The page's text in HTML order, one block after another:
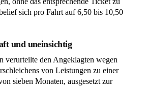
sich pro Fahrt auf 6,50 bis 10,50
und uneinsichtig
verurteilte den Angeklagten wegen
von Leistungen zu einer
sieben Monaten, ausgesetzt zur